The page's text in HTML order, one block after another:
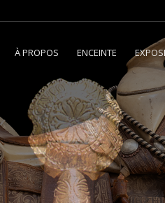
À PROPOS ENCEINTE